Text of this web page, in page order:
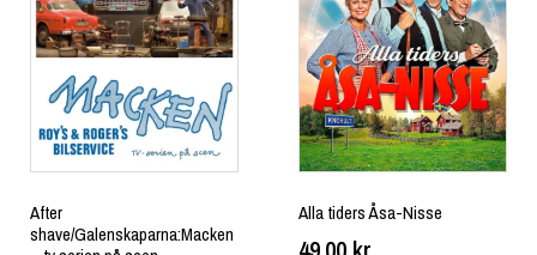
After
shave/Galenskaparna:Macken
Alla tiders Åsa-Nisse